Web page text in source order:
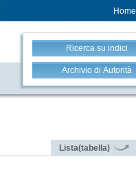
Home
Ricerca su indici
Archivio di Autorità
Lista(tabella)